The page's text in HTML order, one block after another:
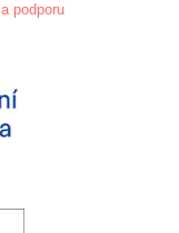
podporu